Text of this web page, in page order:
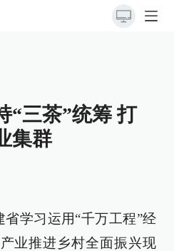
“三茶”统筹 打
集群
学习运用“千万工程”经
业推进乡村全面振兴现